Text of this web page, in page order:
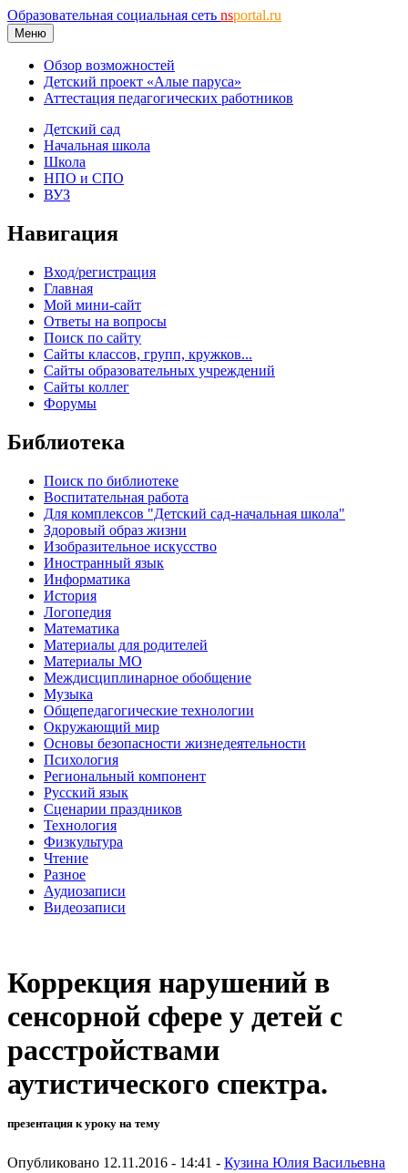
Образовательная социальная сеть nsportal.ru
Меню
Обзор возможностей
Детский проект «Алые паруса»
Аттестация педагогических работников
Детский сад
Начальная школа
Школа
НПО и СПО
ВУЗ
Навигация
Вход/регистрация
Главная
Мой мини-сайт
Ответы на вопросы
Поиск по сайту
Сайты классов, групп, кружков...
Сайты образовательных учреждений
Сайты коллег
Форумы
Библиотека
Поиск по библиотеке
Воспитательная работа
Для комплексов "Детский сад-начальная школа"
Здоровый образ жизни
Изобразительное искусство
Иностранный язык
Информатика
История
Логопедия
Математика
Материалы для родителей
Материалы МО
Междисциплинарное обобщение
Музыка
Общепедагогические технологии
Окружающий мир
Основы безопасности жизнедеятельности
Психология
Региональный компонент
Русский язык
Сценарии праздников
Технология
Физкультура
Чтение
Разное
Аудиозаписи
Видеозаписи
Коррекция нарушений в
сенсорной сфере у детей с
расстройствами
аутистического спектра.
презентация к уроку на тему
Опубликовано 12.11.2016 - 14:41 - Кузина Юлия Васильевна